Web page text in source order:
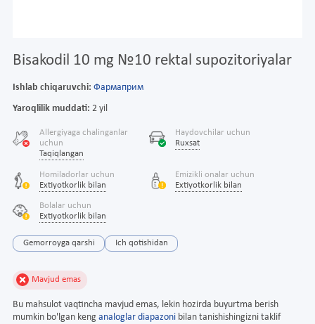
Bisakodil 10 mg №10 rektal supozitoriyalar
Ishlab chiqaruvchi: Фармаприм
Yaroqlilik muddati: 2 yil
Allergiyaga chalinganlar
uchun
Taqiqlangan
Haydovchilar uchun
Ruxsat
Homiladorlar uchun
Extiyotkorlik bilan
Emizikli onalar uchun
Extiyotkorlik bilan
Bolalar uchun
Extiyotkorlik bilan
Gemorroyga qarshi Ich qotishidan
Mavjud emas
Bu mahsulot vaqtincha mavjud emas, lekin hozirda buyurtma berish
mumkin bo'lgan keng analoglar diapazoni bilan tanishishingizni taklif